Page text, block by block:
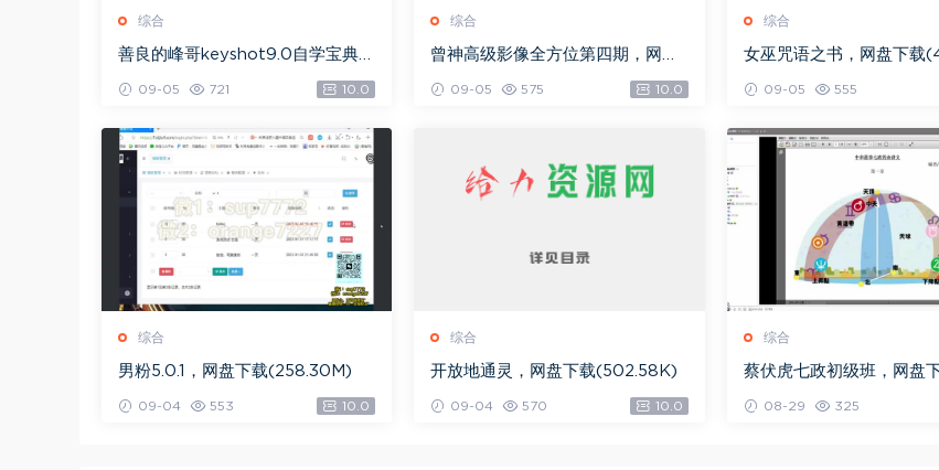
综合
善良的峰哥keyshot9.0自学宝典，
09-05 721 10.0
综合
曾神高级影像全方位第四期，网盘
09-05 575 10.0
综合
女巫咒语之书，网盘下载
09-05 555
综合
男粉5.0.1，网盘下载(258.30M)
09-04 553 10.0
综合
开放地通灵，网盘下载(502.58K)
09-04 570 10.0
综合
蔡伏虎七政初级班，网盘
08-29 325